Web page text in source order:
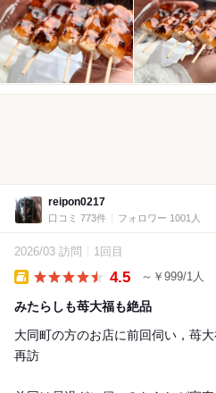
reipon0217
口コミ 773件 フォロワー 1001人
2026/03 訪問 1回目
4.5 ～￥999/1人
みたらしも苺大福も絶品
大同町の方のお店に前回伺い，苺
再訪